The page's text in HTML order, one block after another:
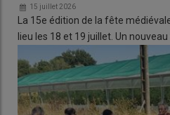
15 juillet 2026
La 15e édition de la fête
lieu les 18 et 19 juillet. Un